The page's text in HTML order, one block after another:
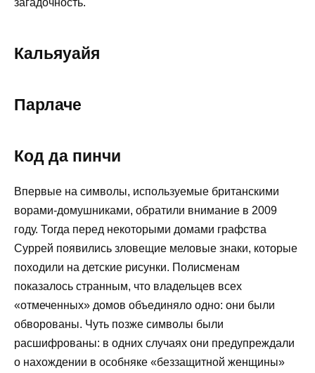
загадочность.
Кальяуайя
Парлаче
Код да пинчи
Впервые на символы, используемые британскими
ворами-домушниками, обратили внимание в 2009
году. Тогда перед некоторыми домами графства
Суррей появились зловещие меловые знаки, которые
походили на детские рисунки. Полисменам
показалось странным, что владельцев всех
«отмеченных» домов объединяло одно: они были
обворованы. Чуть позже символы были
расшифрованы: в одних случаях они предупреждали
о нахождении в особняке «беззащитной женщины»